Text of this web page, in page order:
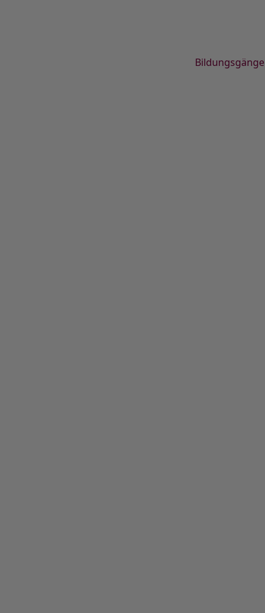
Bildungsgänge